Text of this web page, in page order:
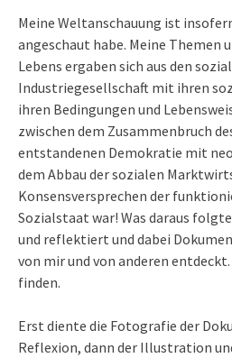
Meine Weltanschauung ist
angeschaut habe. Meine Themen
Lebens ergaben sich aus den
Industriegesellschaft mit ihren
ihren Bedingungen und
zwischen dem Zusammenbruch
entstandenen Demokratie mit
dem Abbau der sozialen
Konsensversprechen der
Sozialstaat war! Was daraus
und reflektiert und dabei
von mir und von anderen
finden.
Erst diente die Fotografie der
Reflexion, dann der Illustration